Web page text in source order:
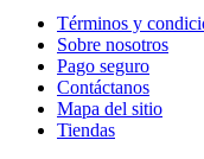
Términos y
Sobre nosotros
Pago seguro
Contáctanos
Mapa del sitio
Tiendas